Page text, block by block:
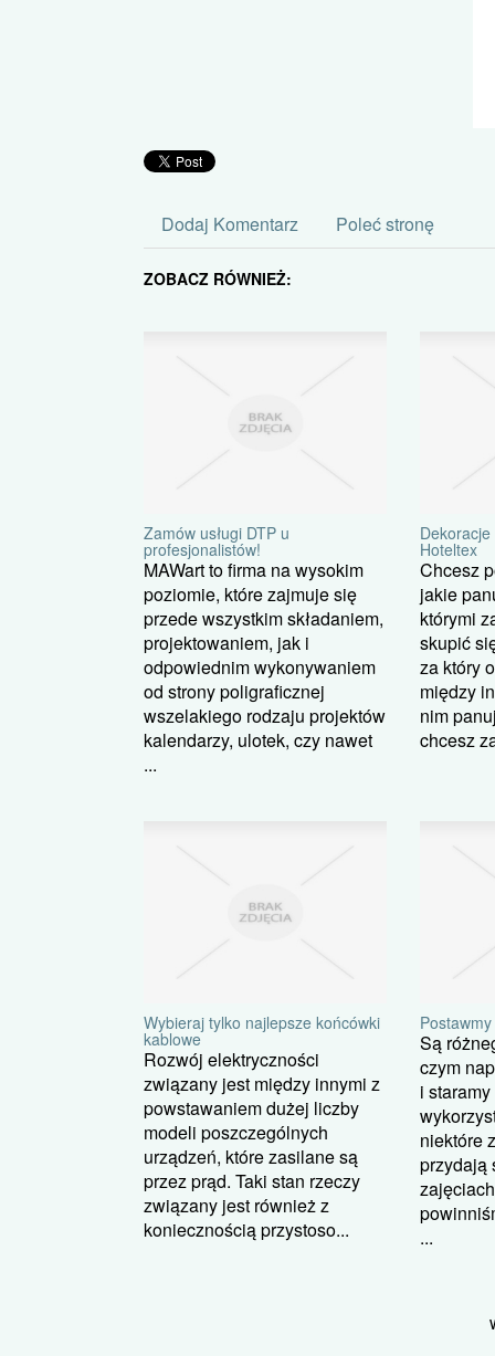
Dodaj Komentarz Poleć stronę
ZOBACZ RÓWNIEŻ:
Zamów usługi DTP u
profesjonalistów!
MAWart to firma na wysokim
poziomie, które zajmuje się
przede wszystkim składaniem,
projektowaniem, jak i
odpowiednim wykonywaniem
od strony poligraficznej
wszelakiego rodzaju projektów
kalendarzy, ulotek, czy nawet
...
Hoteltex
Chcesz
jakie
którymi
skupić
za który
między
nim
chcesz
Wybieraj tylko najlepsze końcówki
kablowe
Rozwój elektryczności
związany jest między innymi z
powstawaniem dużej liczby
modeli poszczególnych
urządzeń, które zasilane są
przez prąd. Taki stan rzeczy
związany jest również z
koniecznością przystoso...
Są
czym
i
niektóre
przydają
...